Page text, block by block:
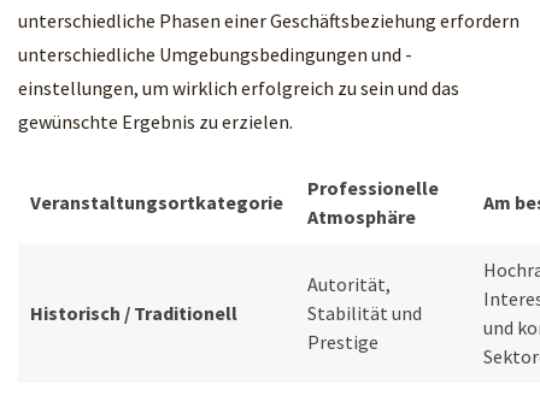
unterschiedliche Phasen einer Geschäftsbeziehung erfordern
unterschiedliche Umgebungsbedingungen und -
einstellungen, um wirklich erfolgreich zu sein und das
gewünschte Ergebnis zu erzielen.
Veranstaltungsortkategorie
Professionelle
Atmosphäre
Am
Historisch / Traditionell
Autorität,
Stabilität und
Prestige
und